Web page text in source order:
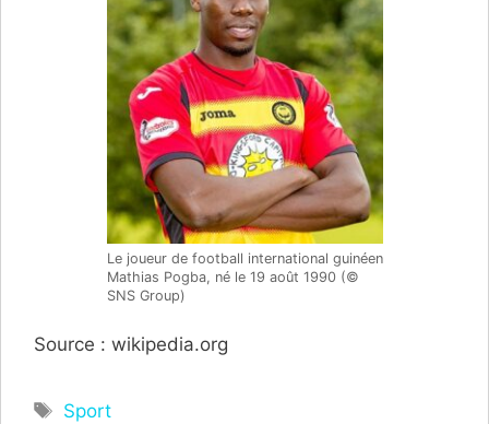
Le joueur de football international guinéen
Mathias Pogba, né le 19 août 1990 (©
SNS Group)
Source : wikipedia.org
Étiquettes
Sport